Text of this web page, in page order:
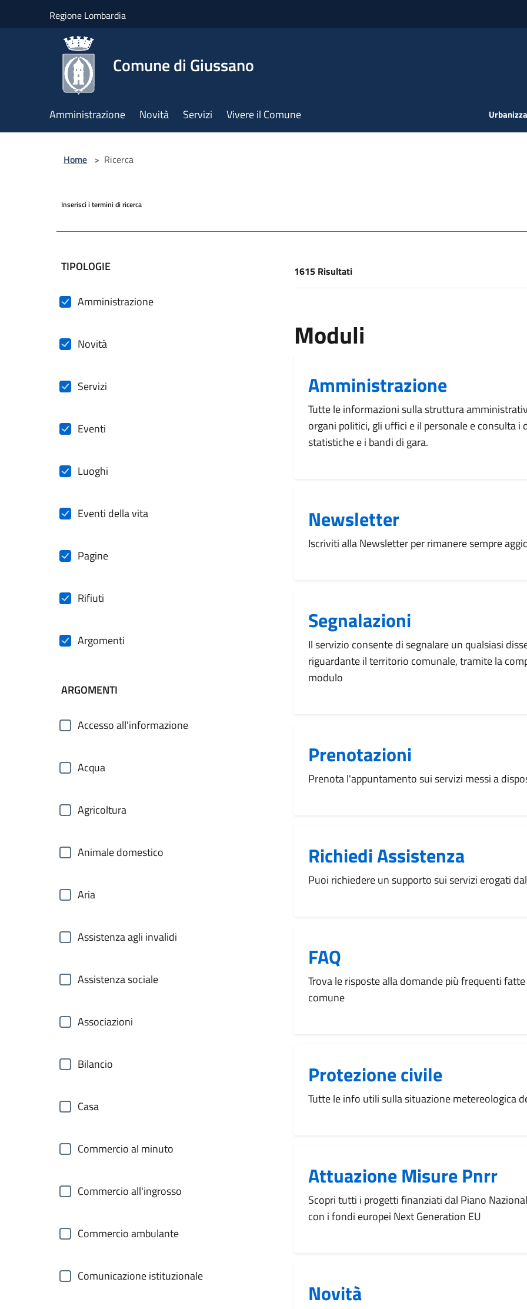
Regione Lombardia
Comune di Giussano
Amministrazione Novità Servizi Vivere il Comune
Home > Ricerca
Inserisci i termini di ricerca
filtri da applicare
TIPOLOGIE
Amministrazione
Novità
Servizi
Eventi
Luoghi
Eventi della vita
Pagine
Rifiuti
Argomenti
ARGOMENTI
Accesso all'informazione
Acqua
Agricoltura
Animale domestico
Aria
Assistenza agli invalidi
Assistenza sociale
Associazioni
Bilancio
Casa
Commercio al minuto
Commercio all'ingrosso
Commercio ambulante
Comunicazione istituzionale
[results] Risultati
1615 Risultati
Moduli
Amministrazione
Tutte le informazioni sulla struttura
organi politici, gli uffici e il personale e consulta i
statistiche e i bandi di gara.
Newsletter
Iscriviti alla Newsletter per rimanere sempre
Segnalazioni
Il servizio consente di segnalare un qualsiasi
riguardante il territorio comunale, tramite la
modulo
Prenotazioni
Prenota l'appuntamento sui servizi messi a
Richiedi Assistenza
Puoi richiedere un supporto sui servizi erogati
FAQ
Trova le risposte alla domande più frequenti
comune
Protezione civile
Tutte le info utili sulla situazione metereologica
Attuazione Misure Pnrr
Scopri tutti i progetti finanziati dal Piano
con i fondi europei Next Generation EU
Novità